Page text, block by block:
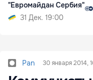
"Евромайдан Сербия"
31 Дек. 19:00
Pan 30 января 2014,